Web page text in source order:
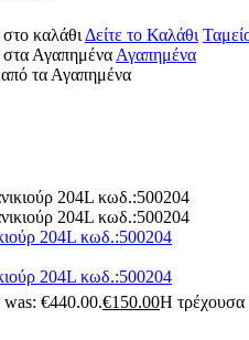
καλάθι Δείτε το Καλάθι
στα Αγαπημένα Αγαπημένα
τα Αγαπημένα
204L κωδ.:500204
204L κωδ.:500204
€440.00.€150.00Η τρέχουσα